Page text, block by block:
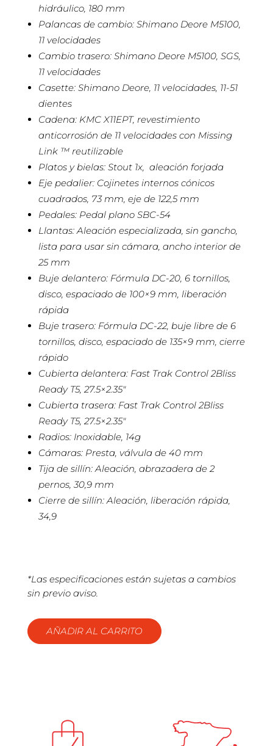
hidráulico, 180 mm
Palancas de cambio: Shimano Deore M5100,
11 velocidades
Cambio trasero: Shimano Deore M5100, SGS,
11 velocidades
Casette: Shimano Deore, 11 velocidades, 11-51
dientes
Cadena: KMC X11EPT, revestimiento
anticorrosión de 11 velocidades con Missing
Link ™ reutilizable
Platos y bielas: Stout 1x, aleación forjada
Eje pedalier: Cojinetes internos cónicos
cuadrados, 73 mm, eje de 122,5 mm
Pedales: Pedal plano SBC-54
Llantas: Aleación especializada, sin gancho,
lista para usar sin cámara, ancho interior de
25 mm
Buje delantero: Fórmula DC-20, 6 tornillos,
disco, espaciado de 100×9 mm, liberación
rápida
Buje trasero: Fórmula DC-22, buje libre de 6
tornillos, disco, espaciado de 135×9 mm, cierre
rápido
Cubierta delantera: Fast Trak Control 2Bliss
Ready T5, 27.5×2.35″
Cubierta trasera: Fast Trak Control 2Bliss
Ready T5, 27.5×2.35″
Radios: Inoxidable, 14g
Cámaras: Presta, válvula de 40 mm
Tija de sillín: Aleación, abrazadera de 2
pernos, 30,9 mm
Cierre de sillín: Aleación, liberación rápida,
34,9
*Las especificaciones están sujetas a cambios
sin previo aviso.
AÑADIR AL CARRITO